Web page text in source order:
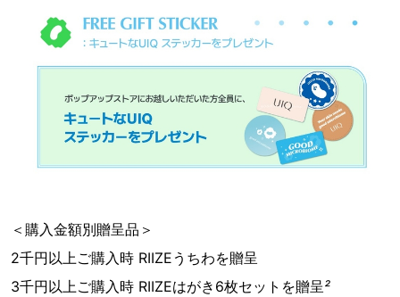
＜購入金額別贈呈品＞
2千円以上ご購入時 RIIZEうちわを贈呈
3千円以上ご購入時 RIIZEはがき6枚セットを贈呈²